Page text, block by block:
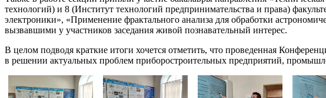
технологий) и 8 (Институт технологий предпринимательства и права)
электроники», «Применение фрактального анализа для обработки
вызвавшими у участников заседания живой познавательный интерес.
В целом подводя краткие итоги хочется отметить, что проведенная
в решении актуальных проблем приборостроительных предприятий,